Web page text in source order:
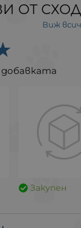
ОТ
Виж
Закупен